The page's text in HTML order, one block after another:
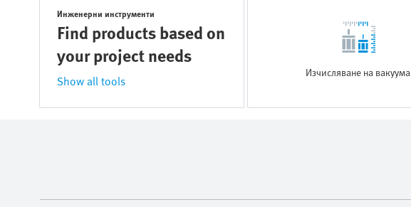
Инженерни инструменти
Find products based on
your project needs
Show all tools
Изчисляване на вакуума